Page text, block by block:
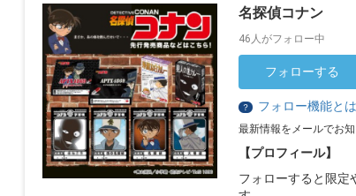
名探偵コナン
46人がフォロー中
フォローする
？ フォロー機能と
最新情報をメールでお知
【プロフィール】
フォローすると限定